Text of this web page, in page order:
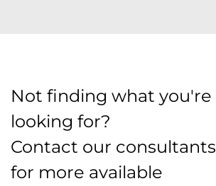
Not finding what you're
looking for?
Contact our consultants
for more available